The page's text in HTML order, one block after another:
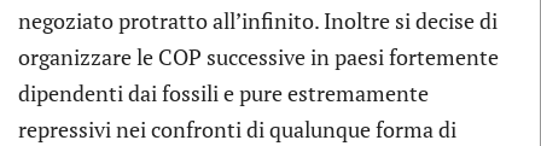
negoziato protratto all’infinito. Inoltre si decise di
organizzare le COP successive in paesi fortemente
dipendenti dai fossili e pure estremamente
repressivi nei confronti di qualunque forma di